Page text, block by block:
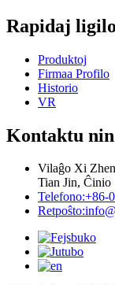
Rapidaj
Produktoj
Firmaa Profilo
Historio
VR
Kontaktu nin
Vilaĝo Xi
Tian Jin, Ĉinio
Telefono:+86-
Retpoŝto: